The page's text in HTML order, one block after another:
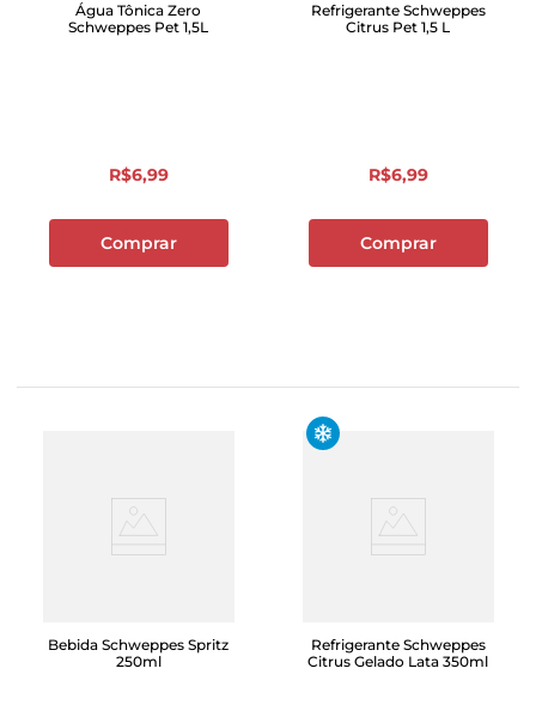
Água Tônica Zero
Schweppes Pet 1,5L
R$6,99
Comprar
Refrigerante Schweppes
Citrus Pet 1,5 L
R$6,99
Comprar
Bebida Schweppes Spritz
250ml
Refrigerante Schweppes
Citrus Gelado Lata 350ml